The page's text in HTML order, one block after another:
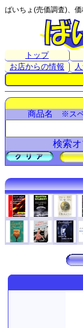
ばいちょ(売価調査)、
トップ
お店からの情報
商品名
※ス
検索